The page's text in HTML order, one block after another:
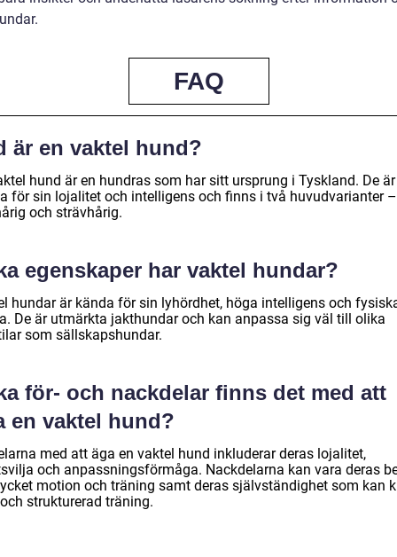
FAQ
är en vaktel hund?
hund är en hundras som har sitt ursprung i Tyskland. De är
för sin lojalitet och intelligens och finns i två huvudvarianter –
och strävhårig.
egenskaper har vaktel hundar?
hundar är kända för sin lyhördhet, höga intelligens och
De är utmärkta jakthundar och kan anpassa sig väl till olika
som sällskapshundar.
för- och nackdelar finns det med att
en vaktel hund?
med att äga en vaktel hund inkluderar deras lojalitet,
och anpassningsförmåga. Nackdelarna kan vara deras
motion och träning samt deras självständighet som kan
strukturerad träning.